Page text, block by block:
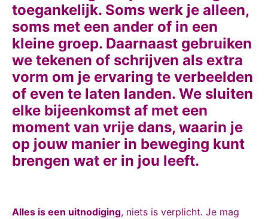
toegankelijk. Soms werk je alleen,
soms met een ander of in een
kleine groep. Daarnaast gebruiken
we tekenen of schrijven als extra
vorm om je ervaring te verbeelden
of even te laten landen. We sluiten
elke bijeenkomst af met een
moment van vrije dans, waarin je
op jouw manier in beweging kunt
brengen wat er in jou leeft.
Alles is een uitnodiging, niets is verplicht. Je mag